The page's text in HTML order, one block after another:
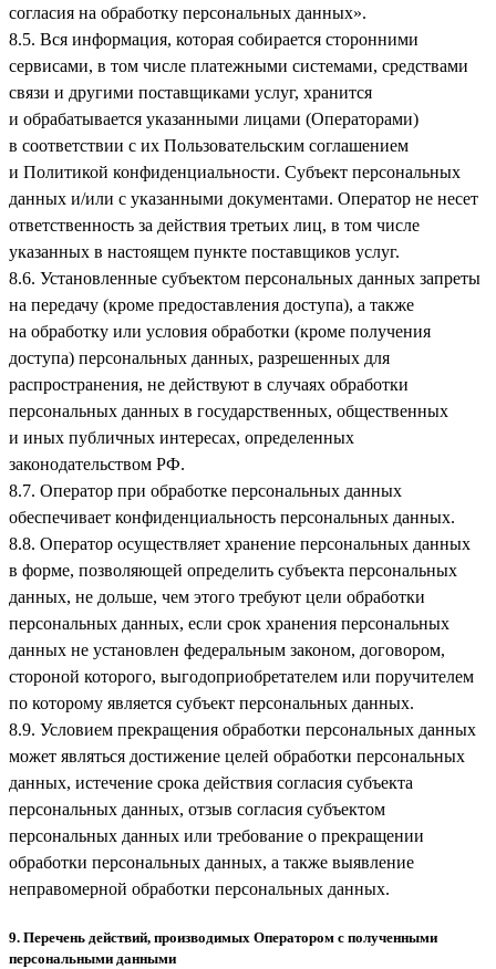
согласия на обработку персональных данных».
8.5. Вся информация, которая собирается сторонними
сервисами, в том числе платежными системами, средствами
связи и другими поставщиками услуг, хранится
и обрабатывается указанными лицами (Операторами)
в соответствии с их Пользовательским соглашением
и Политикой конфиденциальности. Субъект персональных
данных и/или с указанными документами. Оператор не несет
ответственность за действия третьих лиц, в том числе
указанных в настоящем пункте поставщиков услуг.
8.6. Установленные субъектом персональных данных запреты
на передачу (кроме предоставления доступа), а также
на обработку или условия обработки (кроме получения
доступа) персональных данных, разрешенных для
распространения, не действуют в случаях обработки
персональных данных в государственных, общественных
и иных публичных интересах, определенных
законодательством РФ.
8.7. Оператор при обработке персональных данных
обеспечивает конфиденциальность персональных данных.
8.8. Оператор осуществляет хранение персональных данных
в форме, позволяющей определить субъекта персональных
данных, не дольше, чем этого требуют цели обработки
персональных данных, если срок хранения персональных
данных не установлен федеральным законом, договором,
стороной которого, выгодоприобретателем или поручителем
по которому является субъект персональных данных.
8.9. Условием прекращения обработки персональных данных
может являться достижение целей обработки персональных
данных, истечение срока действия согласия субъекта
персональных данных, отзыв согласия субъектом
персональных данных или требование о прекращении
обработки персональных данных, а также выявление
неправомерной обработки персональных данных.
9. Перечень действий, производимых Оператором с полученными
персональными данными